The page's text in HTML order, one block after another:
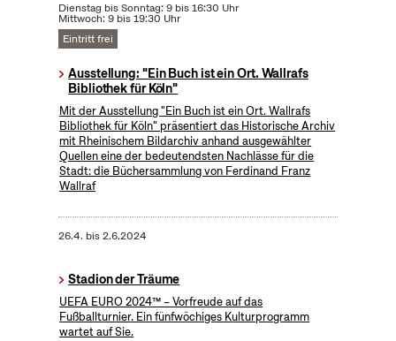
Dienstag bis Sonntag: 9 bis 16:30 Uhr
Mittwoch: 9 bis 19:30 Uhr
Eintritt frei
Ausstellung: "Ein Buch ist ein Ort. Wallrafs
Bibliothek für Köln"
Mit der Ausstellung "Ein Buch ist ein Ort. Wallrafs
Bibliothek für Köln" präsentiert das Historische Archiv
mit Rheinischem Bildarchiv anhand ausgewählter
Quellen eine der bedeutendsten Nachlässe für die
Stadt: die Büchersammlung von Ferdinand Franz
Wallraf
26.4. bis2.6.2024
Stadion der Träume
UEFA EURO 2024™ – Vorfreude auf das
Fußballturnier. Ein fünfwöchiges Kulturprogramm
wartet auf Sie.